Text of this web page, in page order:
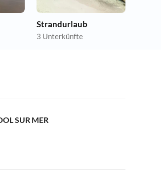
Strandurlaub
3 Unterkünfte
SUR MER